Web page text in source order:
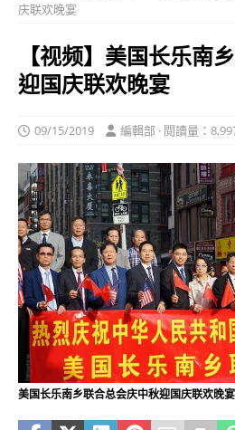
庆联欢晚宴
【视频】美国长乐南
迎国庆联欢晚宴
09/15/2019 編輯部 · 閱讀量：
美国长乐南乡联合总会庆中秋迎国庆联欢晚宴